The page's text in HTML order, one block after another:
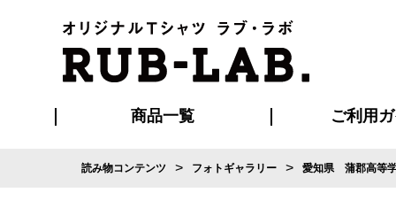
商品一覧 ご利用
ご利用ガ
はじめて
再注文の
お支払い方法
割引まとめ
発送・特急サー
版の保管期限
よくある
読み物コンテンツ > フォトギャラリー > 愛知県 蒲郡高等